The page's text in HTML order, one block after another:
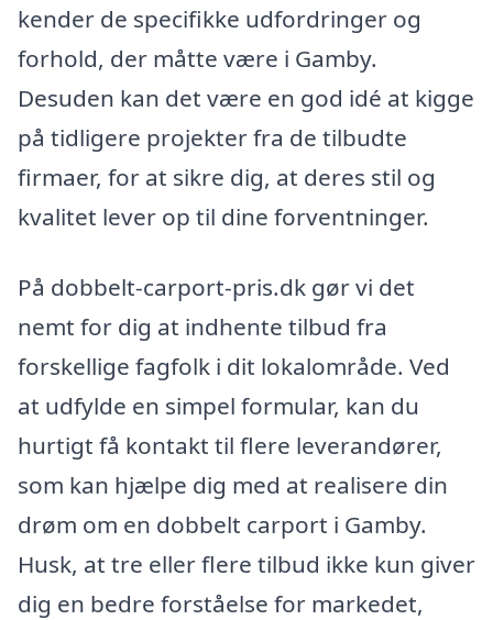
kender de specifikke udfordringer og
forhold, der måtte være i Gamby.
Desuden kan det være en god idé at kigge
på tidligere projekter fra de tilbudte
firmaer, for at sikre dig, at deres stil og
kvalitet lever op til dine forventninger.
På dobbelt-carport-pris.dk gør vi det
nemt for dig at indhente tilbud fra
forskellige fagfolk i dit lokalområde. Ved
at udfylde en simpel formular, kan du
hurtigt få kontakt til flere leverandører,
som kan hjælpe dig med at realisere din
drøm om en dobbelt carport i Gamby.
Husk, at tre eller flere tilbud ikke kun giver
dig en bedre forståelse for markedet,